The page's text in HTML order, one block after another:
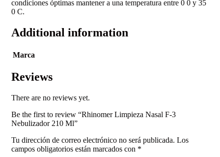
condiciones óptimas mantener a una temperatura entre 0 0 y 35
0 C.
Additional information
Marca
Reviews
There are no reviews yet.
Be the first to review “Rhinomer Limpieza Nasal F-3
Nebulizador 210 Ml”
Tu dirección de correo electrónico no será publicada. Los
campos obligatorios están marcados con *